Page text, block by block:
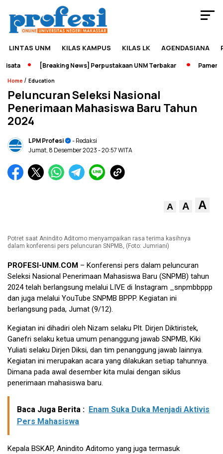
LINTAS UNM KILAS KAMPUS KILAS LK AGENDASIANA
[Breaking News] Perpustakaan UNM Terbakar Pameran
Home / Education
Peluncuran Seleksi Nasional
Penerimaan Mahasiswa Baru Tahun
2024
LPM Profesi
- Redaksi
Jumat, 8 Desember 2023- 20:57 WITA
A A A
Potret saat Anindito Aditomo menyampaikan rasa terima kasihnya
dalam konferensi pers peluncuran SNPMB, (Foto: Jumriani)
PROFESI-UNM.COM – Konferensi pers dalam peluncuran
Seleksi Nasional Penerimaan Mahasiswa Baru (SNPMB) tahun
2024 telah berlangsung melalui LIVE di Instagram _snpmbbppp
dan juga melalui YouTube SNPMB BPPP. Kegiatan ini
berlangsung pada, Jumat (9/12).
Kegiatan ini dihadiri oleh Nizam selaku Plt. Dirjen Diktiristek,
Ganefri selaku ketua umum penanggung jawab SNPMB, Kiki
Yuliati selaku Dirjen Diksi, dan tim penanggung jawab lainnya.
Kegiatan ini merupakan acara yang dilakukan setiap tahunnya.
Dimana pada awal desember kita mulai dengan siklus
penerimaan mahasiswa baru.
Baca Juga Berita : Enam Suka Duka Menjadi Aktivis
Pers Mahasiswa
Kepala BSKAP, Anindito Aditomo yang juga termasuk